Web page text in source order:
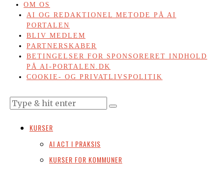
OM OS
AI OG REDAKTIONEL METODE PÅ AI
PORTALEN
BLIV MEDLEM
PARTNERSKABER
BETINGELSER FOR SPONSORERET INDHOLD
PÅ AI-PORTALEN.DK
COOKIE- OG PRIVATLIVSPOLITIK
KURSER
AI ACT I PRAKSIS
KURSER FOR KOMMUNER